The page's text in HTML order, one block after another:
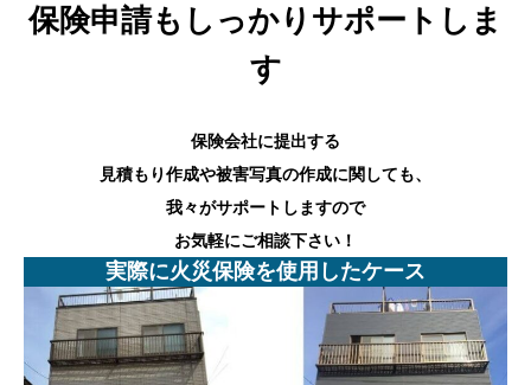
保険申請もしっかりサポートしま
す
保険会社に提出する
見積もり作成や被害写真の作成に関しても、
我々がサポートしますので
お気軽にご相談下さい！
実際に火災保険を使用したケース